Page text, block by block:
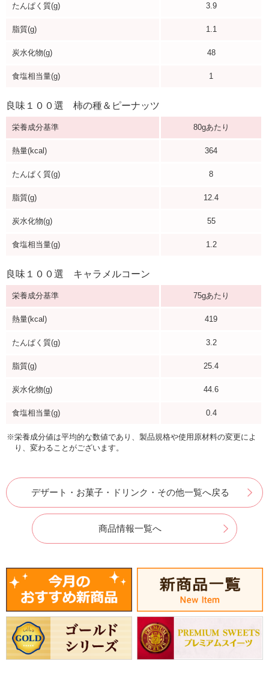
たんぱく質(g) 3.9
脂質(g) 1.1
炭水化物(g) 48
食塩相当量(g) 1
良味１００選 柿の種＆ピーナッツ
栄養成分基準 80gあたり
熱量(kcal) 364
たんぱく質(g) 8
脂質(g) 12.4
炭水化物(g) 55
食塩相当量(g) 1.2
良味１００選 キャラメルコーン
栄養成分基準 75gあたり
熱量(kcal) 419
たんぱく質(g) 3.2
脂質(g) 25.4
炭水化物(g) 44.6
食塩相当量(g) 0.4
※栄養成分値は平均的な数値であり、製品規格や使用原材料の変更によ
り、変わることがございます。
デザート・お菓子・ドリンク・その他一覧へ戻る
商品情報一覧へ